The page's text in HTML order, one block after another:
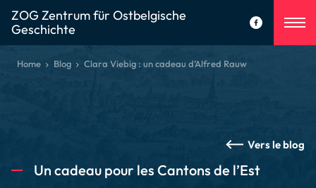
ZOG Zentrum für Ostbelgische
Geschichte
Home Blog Clara Viebig : un cadeau d’Alfred Rauw
Vers le blog
Un cadeau pour les Cantons de l’Est